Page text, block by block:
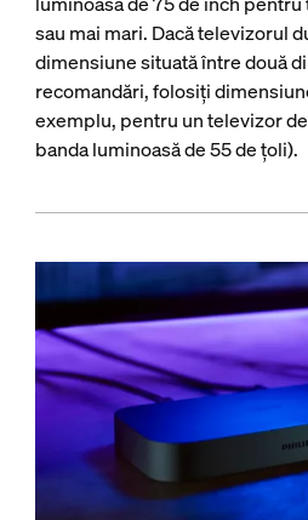
sau mai mari. Dacă televizorul
dimensiune situată între două
recomandări, folosiți
exemplu, pentru un televizor
banda luminoasă de 55 de țoli).